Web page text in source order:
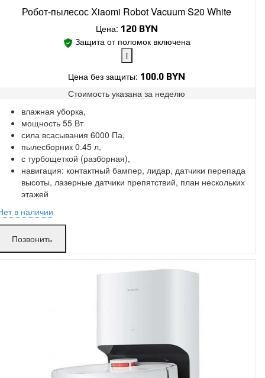
Робот-пылесос Xiaomi Robot Vacuum S20 White
Цена: 120 BYN
Защита от поломок включена
i
Цена без защиты: 100.0 BYN
Стоимость указана за неделю
влажная уборка,
мощность 55 Вт
сила всасывания 6000 Па,
пылесборник 0.45 л,
с турбощеткой (разборная),
навигация: контактный бампер, лидар, датчики перепада
высоты, лазерные датчики препятствий, план нескольких
этажей
в наличии
Позвонить